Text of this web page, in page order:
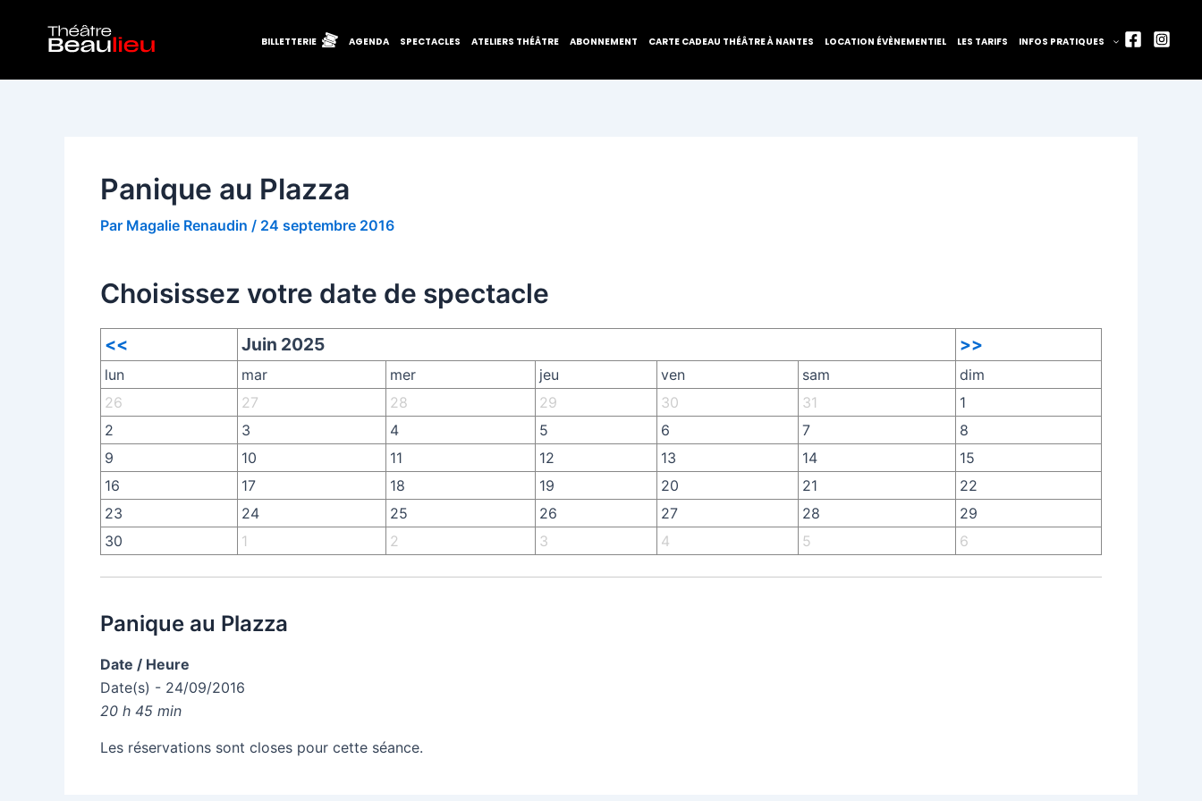
contenu
BILLETTERIE AGENDA SPECTACLES ATELIERS THÉÂTRE ABONNEMENT CARTE CADEAU THÉÂTRE À NANTES LOCATION ÉVÈNEMENTIEL LES TARIFS INFOS PRATIQUES
Panique au Plazza
Par Magalie Renaudin / 24 septembre 2016
Choisissez votre date de spectacle
<< Juin 2025 >>
lun mar mer jeu ven sam
dim
26
27 28 29 30 31
1
2
3 4 5 6 7
8
9
10 11 12 13 14
15
16
17 18 19 20 21
22
23
24 25 26 27 28
29
30
1 2 3 4 5 6
Panique au Plazza
Date / Heure
Date(s) - 24/09/2016
20 h 45 min
Les réservations sont closes pour cette séance.
des
articles